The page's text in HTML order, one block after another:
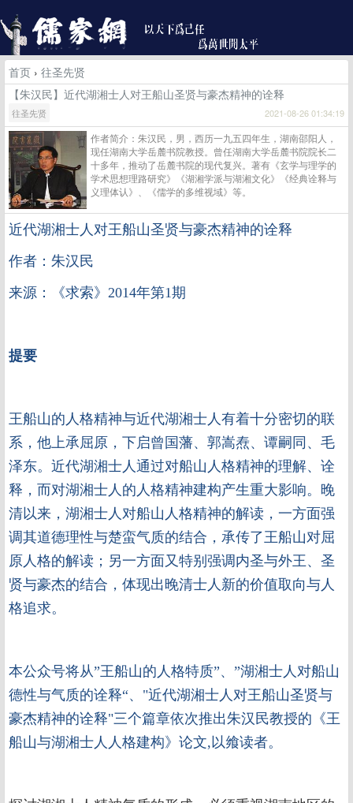
首页 › 往圣先贤
【朱汉民】近代湖湘士人对王船山圣贤与豪杰精神的诠释
往圣先贤 2021-08-26 01:34:19
作者简介：朱汉民，男，西历一九五四年生，湖南邵阳人，
现任湖南大学岳麓书院教授。曾任湖南大学岳麓书院院长二
十多年，推动了岳麓书院的现代复兴。著有《玄学与理学的
学术思想理路研究》《湖湘学派与湖湘文化》《经典诠释与
义理体认》、《儒学的多维视域》等。
近代湖湘士人对王船山圣贤与豪杰精神的诠释
作者：朱汉民
来源：《求索》2014年第1期
提要
王船山的人格精神与近代湖湘士人有着十分密切的联
系，他上承屈原，下启曾国藩、郭嵩焘、谭嗣同、毛
泽东。近代湖湘士人通过对船山人格精神的理解、诠
释，而对湖湘士人的人格精神建构产生重大影响。晚
清以来，湖湘士人对船山人格精神的解读，一方面强
调其道德理性与楚蛮气质的结合，承传了王船山对屈
原人格的解读；另一方面又特别强调内圣与外王、圣
贤与豪杰的结合，体现出晚清士人新的价值取向与人
格追求。
本公众号将从”王船山的人格特质”、”湖湘士人对船山
德性与气质的诠释“、"近代湖湘士人对王船山圣贤与
豪杰精神的诠释"三个篇章依次推出朱汉民教授的《王
船山与湖湘士人人格建构》论文,以飨读者。